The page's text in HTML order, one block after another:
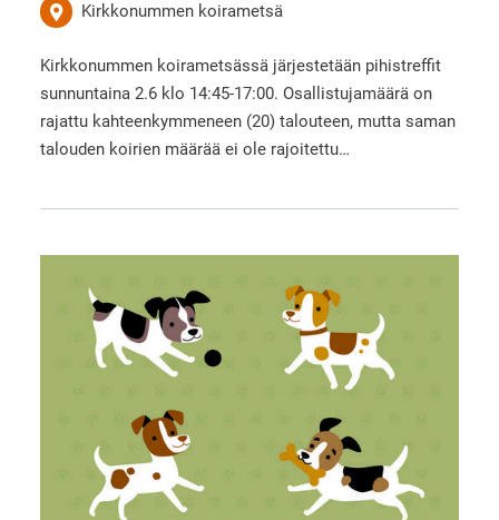
Kirkkonummen koirametsä
Kirkkonummen koirametsässä järjestetään pihistreffit
sunnuntaina 2.6 klo 14:45-17:00. Osallistujamäärä on
rajattu kahteenkymmeneen (20) talouteen, mutta saman
talouden koirien määrää ei ole rajoitettu…